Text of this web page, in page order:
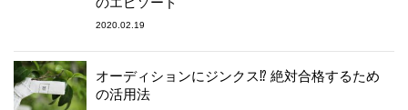
2020.02.19
オーディションにジンクス⁉︎ 絶対合格するため
の活用法